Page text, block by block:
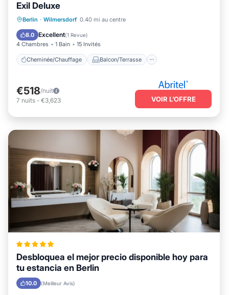
Exil Deluxe
Berlin · Wilmersdorf 0.40 mi au centre
8.0 Excellent(1 Revue)
4 Chambres 1 Bain 15 Invités
Cheminée/Chauffage Balcon/Terrasse
Cheminée/Chauffage
Cuisine
€518/nuit
7 nuits - €3,623 VOIR L’OFFRE
Desbloquea el mejor precio disponible hoy para
tu estancia en Berlin
10.0 (Meilleur Avis)